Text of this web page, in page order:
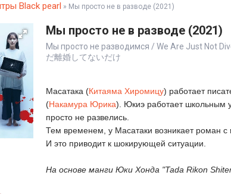
Black pearl » Мы просто не в разводе (2021)
Мы просто не в разводе (2021)
Мы просто не разводимся / We Are Just Not
だ離婚してないだけ
Масатака (Китаяма Хиромицу) работает
(Накамура Юрика). Юкиэ работает школьным
просто не развелись.
Тем временем, у Масатаки возникает роман с
И это приводит к шокирующей ситуации.
На основе манги Юки Хонда "Tada Rikon